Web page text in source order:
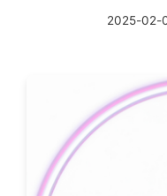
2025-02-